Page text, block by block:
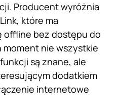
Producent wyróżnia
które ma
offline bez dostępu do
nie wszystkie
są znane, ale
dodatkiem
internetowe